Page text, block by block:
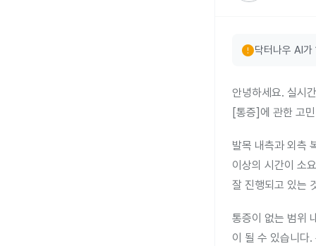
error닥터나우 AI
안녕하세요. 실시
[통증]에 관한 고
발목 내측과 외측
이상의 시간이 소
잘 진행되고 있는
통증이 없는 범위
이 될 수 있습니다